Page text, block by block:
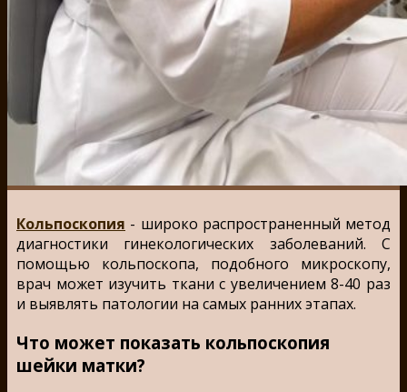
Кольпоскопия - широко распространенный метод
диагностики гинекологических заболеваний. С
помощью кольпоскопа, подобного микроскопу,
врач может изучить ткани с увеличением 8-40 раз
и выявлять патологии на самых ранних этапах.
Что может показать кольпоскопия
шейки матки?